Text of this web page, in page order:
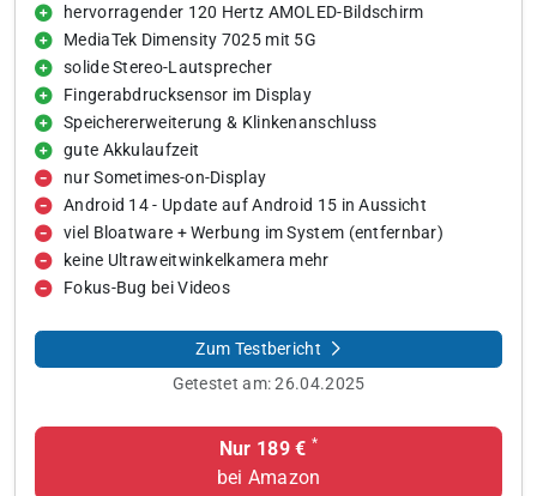
hervorragender 120 Hertz AMOLED-Bildschirm
MediaTek Dimensity 7025 mit 5G
solide Stereo-Lautsprecher
Fingerabdrucksensor im Display
Speichererweiterung & Klinkenanschluss
gute Akkulaufzeit
nur Sometimes-on-Display
Android 14 - Update auf Android 15 in Aussicht
viel Bloatware + Werbung im System (entfernbar)
keine Ultraweitwinkelkamera mehr
Fokus-Bug bei Videos
Zum Testbericht
Getestet am:26.04.2025
Nur 189 € *
bei Amazon